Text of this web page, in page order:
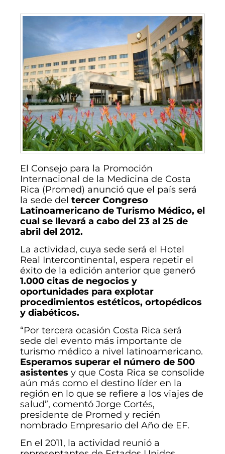
El Consejo para la Promoción
Internacional de la Medicina de Costa
Rica (Promed) anunció que el país será
la sede del tercer Congreso
Latinoamericano de Turismo Médico, el
cual se llevará a cabo del 23 al 25 de
abril del 2012.
La actividad, cuya sede será el Hotel
Real Intercontinental, espera repetir el
éxito de la edición anterior que generó
1.000 citas de negocios y
oportunidades para explotar
procedimientos estéticos, ortopédicos
y diabéticos.
“Por tercera ocasión Costa Rica será
sede del evento más importante de
turismo médico a nivel latinoamericano.
Esperamos superar el número de 500
asistentes y que Costa Rica se consolide
aún más como el destino líder en la
región en lo que se refiere a los viajes de
salud”, comentó Jorge Cortés,
presidente de Promed y recién
nombrado Empresario del Año de EF.
En el 2011, la actividad reunió a